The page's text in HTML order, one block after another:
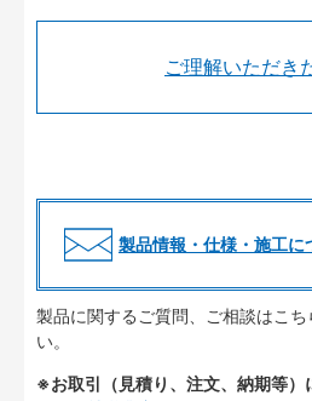
ご理解いただき
製品情報・仕様・施工に
製品に関するご質問、ご相談はこ
い。
※お取引（見積り、注文、納期等）